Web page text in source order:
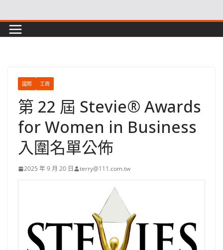
to
content
國際 工商
第 22 屆 Stevie® Awards
for Women in Business
入圍名單公佈
2025 年 9 月 20 日 terry@111.com.tw